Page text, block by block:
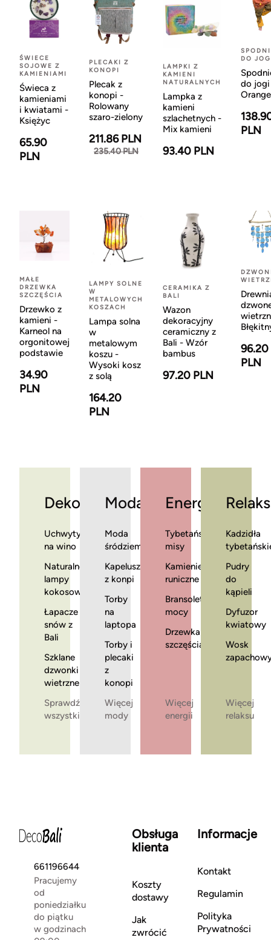
ŚWIECE
SOJOWE Z
KAMIENIAMI
Świeca z
kamieniami
i kwiatami -
Księżyc
65.90
PLN
PLECAKI Z
KONOPI
Plecak z
konopi -
Rolowany
szaro-zielony
211.86 PLN
235.40 PLN
LAMPKI Z
KAMIENI
NATURALNYCH
Lampka z
kamieni
szlachetnych -
Mix kamieni
93.40 PLN
DO
do
Orange
PLN
MAŁE
DRZEWKA
SZCZĘŚCIA
Drzewko z
kamieni -
Karneol na
orgonitowej
podstawie
34.90
PLN
LAMPY SOLNE
W
METALOWYCH
KOSZACH
Lampa solna
w
metalowym
koszu -
Wysoki kosz
z solą
164.20
PLN
CERAMIKA Z
BALI
Wazon
dekoracyjny
ceramiczny z
Bali - Wzór
bambus
97.20 PLN
96.20
PLN
Dekoracje
Uchwyty
na wino
Naturalne
lampy
kokosowe
Łapacze
snów z
Bali
Szklane
dzwonki
wietrzne
Sprawdź
wszystkie
Moda
Moda
śródziemnomorska
Kapelusze
z konpi
Torby
na
laptopa
Torby i
plecaki
z
konopi
Więcej
mody
Energia
Tybetańskie
misy
Kamienie
runiczne
Bransoletki
mocy
Drzewka
szczęścia
Więcej
energii
Relaks
Kadzidła
Pudry
do
kąpieli
Dyfuzor
kwiatowy
Wosk
Więcej
relaksu
661196644
Pracujemy
od
poniedziałku
do piątku
w godzinach
Obsługa
klienta
Koszty
dostawy
Jak
zwrócić
Informacje
Kontakt
Regulamin
Polityka
Prywatności